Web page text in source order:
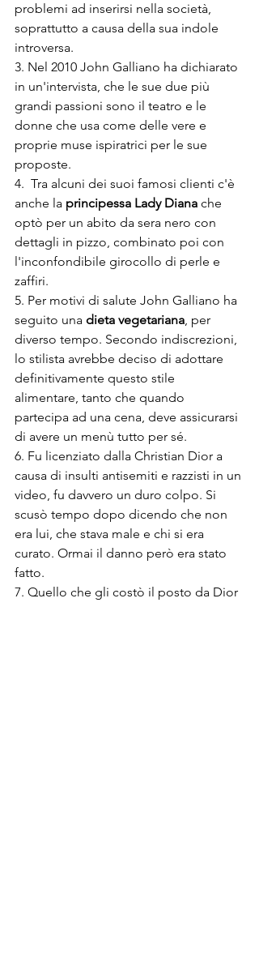
problemi ad inserirsi nella società,
soprattutto a causa della sua indole
introversa.
3. Nel 2010 John Galliano ha dichiarato
in un'intervista, che le sue due più
grandi passioni sono il teatro e le
donne che usa come delle vere e
proprie muse ispiratrici per le sue
proposte.
4.  Tra alcuni dei suoi famosi clienti c'è
anche la principessa Lady Diana che
optò per un abito da sera nero con
dettagli in pizzo, combinato poi con
l'inconfondibile girocollo di perle e
zaffiri​.
5. Per motivi di salute John Galliano ha
seguito una dieta vegetariana, per
diverso tempo. Secondo indiscrezioni,
lo stilista avrebbe deciso di adottare
definitivamente questo stile
alimentare, tanto che quando
partecipa ad una cena, deve assicurarsi
di avere un menù tutto per sé.
6. Fu licenziato dalla Christian Dior a
causa di insulti antisemiti e razzisti in un
video, fu davvero un duro colpo. Si
scusò tempo dopo dicendo che non
era lui, che stava male e chi si era
curato. Ormai il danno però era stato
fatto.
7. Quello che gli costò il posto da Dior